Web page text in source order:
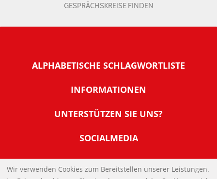
GESPRÄCHSKREISE FINDEN
ALPHABETISCHE SCHLAGWORTLISTE
INFORMATIONEN
Warum NachDenkSeiten
Tipps zur Nutzung der NachDenkSeiten
Banner und E-Mail-Signaturen
Links
UNTERSTÜTZEN SIE UNS?
Werden Sie Fördermitglied
SOCIALMEDIA
IMPRESSUM
Wir verwenden Cookies zum Bereitstellen unserer Leistungen.